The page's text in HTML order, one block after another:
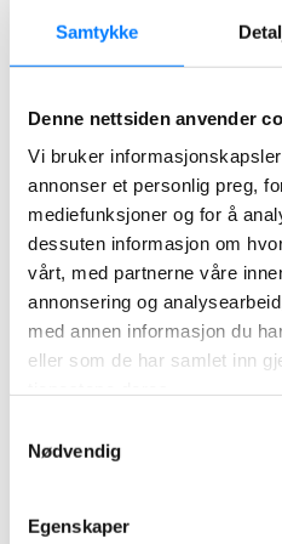
Samtykke
Denne nettsiden anvender
Vi bruker
annonser et personlig preg,
mediefunksjoner og for å
dessuten informasjon om
vårt, med partnerne våre
annonsering og
med annen informasjon du
eller som de har samlet inn
Nødvendig
Egenskaper
Strategiske prosesser
Kundeservice
Kunder setter pris på
telefon og e-post. Våre
for å bygge relasjoner og
bygger vi et positivt bilde
gjøre fremtidige kjøp.
Design av landingssider
Analytikk
Automatisering